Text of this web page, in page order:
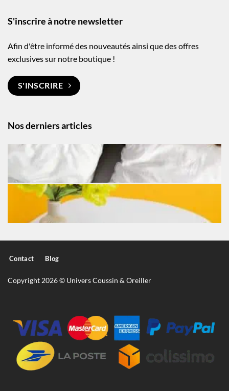
Nos derniers articles
S'inscrire à notre newsletter
Afin d'être informé des nouveautés ainsi que des offres
exclusives sur notre boutique !
S'INSCRIRE
Contact Blog
Copyright 2026 © Univers Coussin & Oreiller